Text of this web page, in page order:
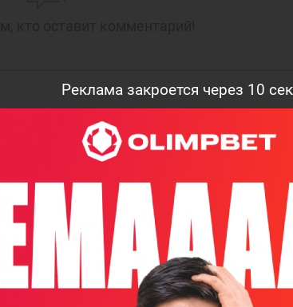
Реклама закроется через9сек.
НАПИСАТЬ